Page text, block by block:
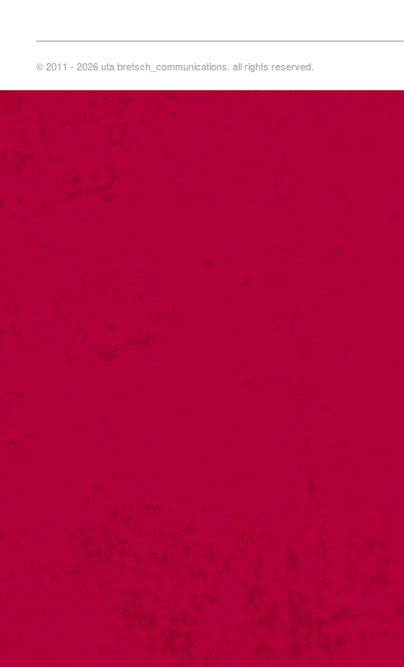
© 2011 - 2026 uta bretsch_communications. all rights reserved.